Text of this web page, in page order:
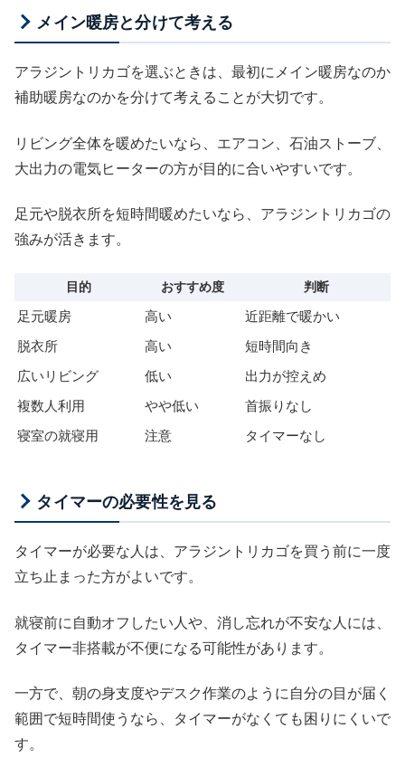
メイン暖房と分けて考える
アラジントリカゴを選ぶときは、最初にメイン暖房なのか
補助暖房なのかを分けて考えることが大切です。
リビング全体を暖めたいなら、エアコン、石油ストーブ、
大出力の電気ヒーターの方が目的に合いやすいです。
足元や脱衣所を短時間暖めたいなら、アラジントリカゴの
強みが活きます。
目的 おすすめ度 判断
足元暖房 高い
近距離で暖かい
脱衣所
高い
短時間向き
広いリビング
低い
出力が控えめ
複数人利用
やや低い
首振りなし
寝室の就寝用
注意 タイマーなし
タイマーの必要性を見る
タイマーが必要な人は、アラジントリカゴを買う前に一度
立ち止まった方がよいです。
就寝前に自動オフしたい人や、消し忘れが不安な人には、
タイマー非搭載が不便になる可能性があります。
一方で、朝の身支度やデスク作業のように自分の目が届く
範囲で短時間使うなら、タイマーがなくても困りにくいで
す。